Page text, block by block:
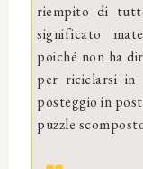
riempito di
significato
poiché non ha
per riciclarsi in
posteggio in
puzzle